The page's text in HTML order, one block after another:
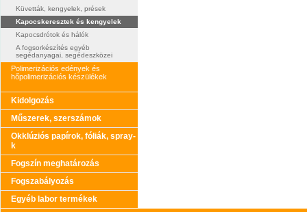
Küvetták, kengyelek, prések
Kapocskeresztek és kengyelek
Kapocsdrótok és hálók
A fogsorkészítés egyéb
segédanyagai, segédeszközei
Polimerizációs edények és
hőpolimerizációs készülékek
Kidolgozás
Műszerek, szerszámok
Okklúziós papírok, fóliák, spray-
k
Fogszín meghatározás
Fogszabályozás
Egyéb labor termékek